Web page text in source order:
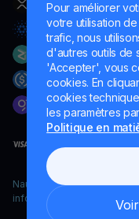
Pour améliorer
votre utilisation
trafic, nous
d'autres outils de
'Accepter', vous
cookies. En
cookies
les paramètres
Politique en
Naumard LTD. –
informatique, de